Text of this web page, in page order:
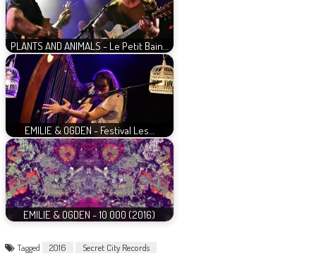
PLANTS AND ANIMALS - Le Petit Bain…
EMILIE & OGDEN - Festival Les…
EMILIE & OGDEN - 10 000 (2016)
Tagged 2016 Secret City Records